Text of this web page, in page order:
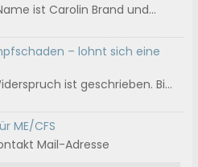
mein Name ist Carolin Brand und...
– lohnt sich eine
ist geschrieben. Bi...
ME/CFS